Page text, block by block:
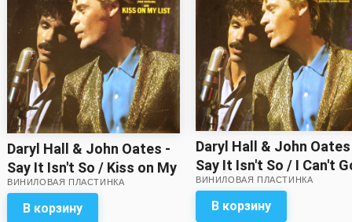
Daryl Hall & John Oates -
Say It Isn't So / Kiss on My
List (single)
ВИНИЛОВАЯ ПЛАСТИНКА
В корзину
Daryl Hall & John
Say It Isn't So / I Can't
for That (single)
ВИНИЛОВАЯ ПЛАСТИНКА
В корзину